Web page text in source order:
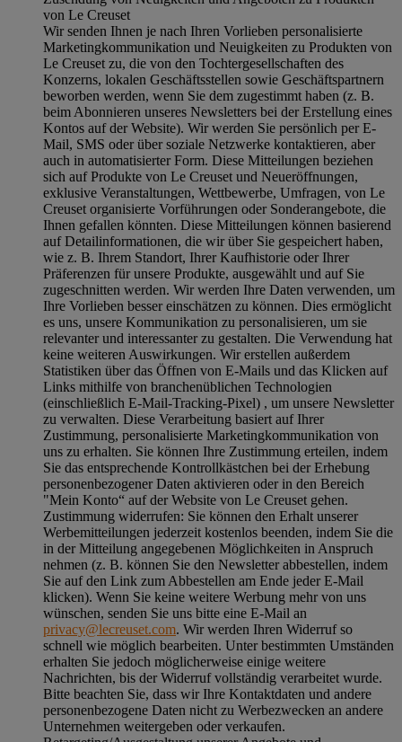
von Le Creuset
Wir senden Ihnen je nach Ihren Vorlieben personalisierte
Marketingkommunikation und Neuigkeiten zu Produkten von
Le Creuset zu, die von den Tochtergesellschaften des
Konzerns, lokalen Geschäftsstellen sowie Geschäftspartnern
beworben werden, wenn Sie dem zugestimmt haben (z. B.
beim Abonnieren unseres Newsletters bei der Erstellung eines
Kontos auf der Website). Wir werden Sie persönlich per E-
Mail, SMS oder über soziale Netzwerke kontaktieren, aber
auch in automatisierter Form. Diese Mitteilungen beziehen
sich auf Produkte von Le Creuset und Neueröffnungen,
exklusive Veranstaltungen, Wettbewerbe, Umfragen, von Le
Creuset organisierte Vorführungen oder Sonderangebote, die
Ihnen gefallen könnten. Diese Mitteilungen können basierend
auf Detailinformationen, die wir über Sie gespeichert haben,
wie z. B. Ihrem Standort, Ihrer Kaufhistorie oder Ihrer
Präferenzen für unsere Produkte, ausgewählt und auf Sie
zugeschnitten werden. Wir werden Ihre Daten verwenden, um
Ihre Vorlieben besser einschätzen zu können. Dies ermöglicht
es uns, unsere Kommunikation zu personalisieren, um sie
relevanter und interessanter zu gestalten. Die Verwendung hat
keine weiteren Auswirkungen. Wir erstellen außerdem
Statistiken über das Öffnen von E-Mails und das Klicken auf
Links mithilfe von branchenüblichen Technologien
(einschließlich E-Mail-Tracking-Pixel) , um unsere Newsletter
zu verwalten. Diese Verarbeitung basiert auf Ihrer
Zustimmung, personalisierte Marketingkommunikation von
uns zu erhalten. Sie können Ihre Zustimmung erteilen, indem
Sie das entsprechende Kontrollkästchen bei der Erhebung
personenbezogener Daten aktivieren oder in den Bereich
"Mein Konto“ auf der Website von Le Creuset gehen.
Zustimmung widerrufen: Sie können den Erhalt unserer
Werbemitteilungen jederzeit kostenlos beenden, indem Sie die
in der Mitteilung angegebenen Möglichkeiten in Anspruch
nehmen (z. B. können Sie den Newsletter abbestellen, indem
Sie auf den Link zum Abbestellen am Ende jeder E-Mail
klicken). Wenn Sie keine weitere Werbung mehr von uns
wünschen, senden Sie uns bitte eine E-Mail an
privacy@lecreuset.com. Wir werden Ihren Widerruf so
schnell wie möglich bearbeiten. Unter bestimmten Umständen
erhalten Sie jedoch möglicherweise einige weitere
Nachrichten, bis der Widerruf vollständig verarbeitet wurde.
Bitte beachten Sie, dass wir Ihre Kontaktdaten und andere
personenbezogene Daten nicht zu Werbezwecken an andere
Unternehmen weitergeben oder verkaufen.